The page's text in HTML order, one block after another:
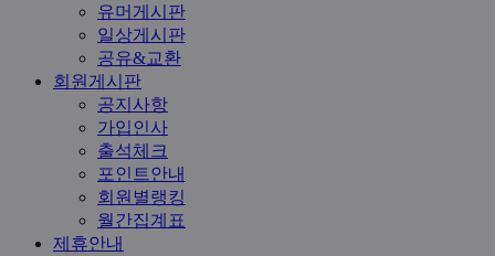
유머게시판
일상게시판
공유&교환
회원게시판
공지사항
가입인사
출석체크
포인트안내
회원별랭킹
월간집계표
제휴안내